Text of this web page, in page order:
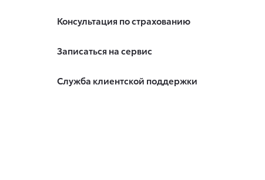
Консультация по страхованию
Записаться на сервис
Служба клиентской поддержки